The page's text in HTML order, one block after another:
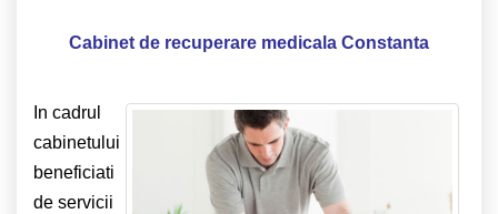
Cabinet de recuperare medicala Constanta
In cadrul
cabinetului
beneficiati
de servicii